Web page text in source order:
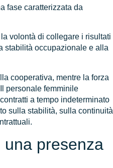
fase caratterizzata da
volontà di collegare i risultati
stabilità occupazionale e alla
cooperativa, mentre la forza
personale femminile
a tempo indeterminato
sulla stabilità, sulla continuità
presenza